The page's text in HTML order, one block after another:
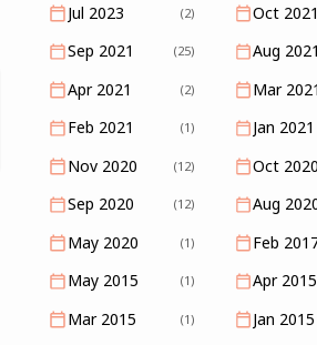
Jul 2023 (2) Oct 2021
Sep 2021 (25) Aug 2021
Apr 2021 (2) Mar 2021
Feb 2021 (1) Jan 2021
Nov 2020 (12) Oct 2020
Sep 2020 (12) Aug
May 2020 (1) Feb
May 2015 (1) Apr 2015
Mar 2015 (1) Jan 2015